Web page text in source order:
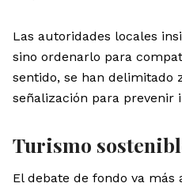
Las autoridades locales
sino ordenarlo para
sentido, se han delimitado
señalización para prevenir
Turismo
El debate de fondo va